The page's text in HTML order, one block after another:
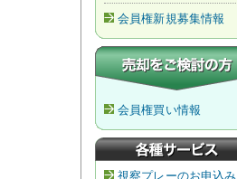
会員権新規募集情報
会員権買い情報
視察プレーのお申込み